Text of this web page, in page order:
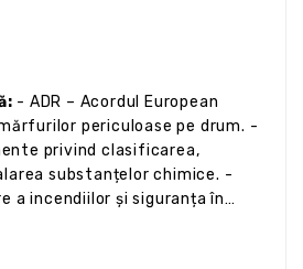
- ADR – Acordul European
periculoase pe drum. -
privind clasificarea,
substanțelor chimice. -
a incendiilor și siguranța în